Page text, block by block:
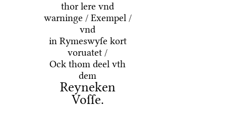
thor lere vnd
warninge / Exempel /
vnd
in Rymeswyſe kort
voruatet /
Ock thom deel vth
dem
Reyneken
Voſſe.